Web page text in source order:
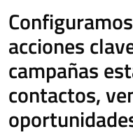
acciones
campañas
contactos,